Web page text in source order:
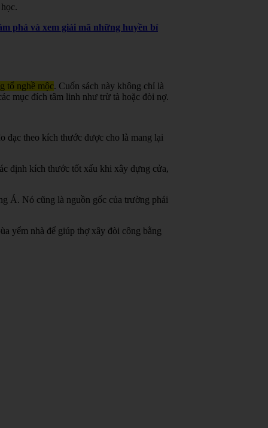
phá và xem giải mã những huyền bí
tổ nghề mộc. Cuốn sách này không chỉ là
mục đích tâm linh như trừ tà hoặc đòi nợ.
đạc theo kích thước được cho là mang lại
định kích thước tốt xấu khi xây dựng cửa,
Á. Nó cũng là nguồn gốc của trường phái
yểm nhà để giúp thợ xây đòi công bằng